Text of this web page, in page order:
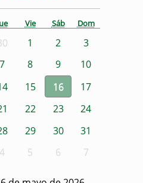
Vie Sáb Dom
1 2
3
7 8 9
10
15 16
17
22 23
24
29 30
31
4 5 6 7